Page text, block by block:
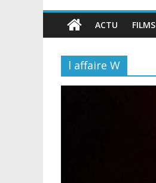
ACTU FILMS
l affaire W